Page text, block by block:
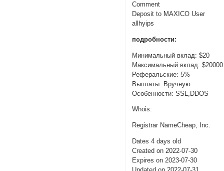
Comment
Deposit to MAXICO User
allhyips
подробности:
Минимальный вклад: $20
Максимальный вклад: $20000
Реферальские: 5%
Выплаты: Вручную
Особенности: SSL,DDOS
Whois:
Registrar NameCheap, Inc.
Dates 4 days old
Created on 2022-07-30
Expires on 2023-07-30